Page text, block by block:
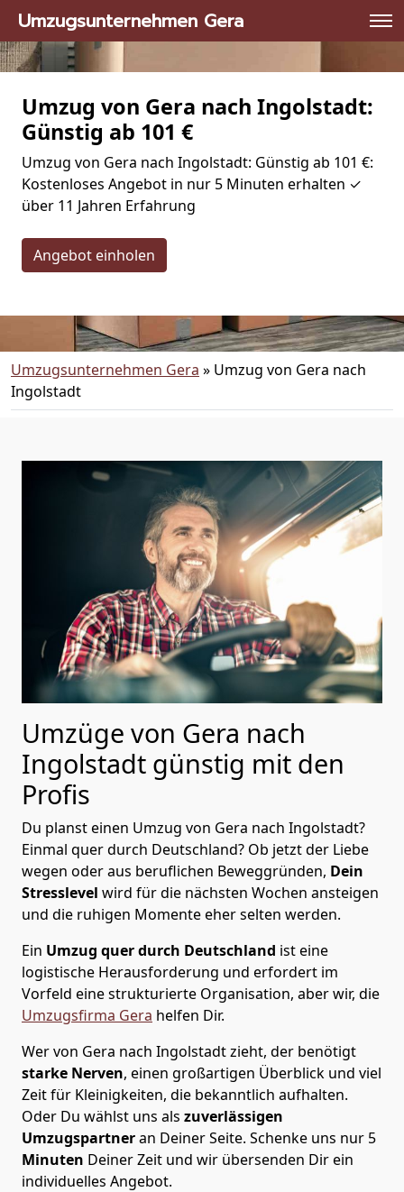
Umzugsunternehmen Gera
Umzug von Gera nach Ingolstadt:
Günstig ab 101 €
Umzug von Gera nach Ingolstadt: Günstig ab 101 €:
Kostenloses Angebot in nur 5 Minuten erhalten ✓
über 11 Jahren Erfahrung
Angebot einholen
Umzugsunternehmen Gera » Umzug von Gera nach
Ingolstadt
Umzüge von Gera nach
Ingolstadt günstig mit den
Profis
Du planst einen Umzug von Gera nach Ingolstadt?
Einmal quer durch Deutschland? Ob jetzt der Liebe
wegen oder aus beruflichen Beweggründen, Dein
Stresslevel wird für die nächsten Wochen ansteigen
und die ruhigen Momente eher selten werden.
Ein Umzug quer durch Deutschland ist eine
logistische Herausforderung und erfordert im
Vorfeld eine strukturierte Organisation, aber wir, die
Umzugsfirma Gera helfen Dir.
Wer von Gera nach Ingolstadt zieht, der benötigt
starke Nerven, einen großartigen Überblick und viel
Zeit für Kleinigkeiten, die bekanntlich aufhalten.
Oder Du wählst uns als zuverlässigen
Umzugspartneran Deiner Seite. Schenke uns nur 5
Minuten Deiner Zeit und wir übersenden Dir ein
individuelles Angebot.